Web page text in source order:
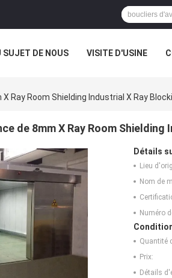
SUJET DE NOUS VISITE D'USINE
X Ray Room Shielding Industrial X Ray
de 8mm X Ray Room
Détails
Lieu
Nom de
Numéro
Quantité
Prix:
Détails